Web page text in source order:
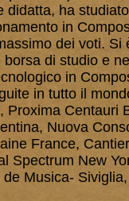
didatta, ha
in
dei voti.
di studio e
in
in tutto il
Proxima Centauri
Nuova
France,
Spectrum New
Musica-